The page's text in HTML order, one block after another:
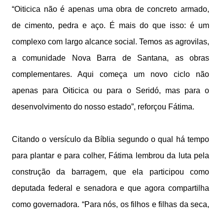
“Oiticica não é apenas uma obra de concreto armado,
de cimento, pedra e aço. É mais do que isso: é um
complexo com largo alcance social. Temos as agrovilas,
a comunidade Nova Barra de Santana, as obras
complementares. Aqui começa um novo ciclo não
apenas para Oiticica ou para o Seridó, mas para o
desenvolvimento do nosso estado”, reforçou Fátima.
Citando o versículo da Bíblia segundo o qual há tempo
para plantar e para colher, Fátima lembrou da luta pela
construção da barragem, que ela participou como
deputada federal e senadora e que agora compartilha
como governadora. “Para nós, os filhos e filhas da seca,